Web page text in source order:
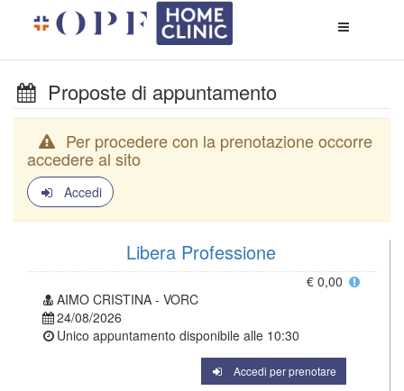
di
Proposte di appuntamento
Per procedere con la prenotazione occorre
accedere al sito
Accedi
Libera Professione
€ 0,00
AIMO CRISTINA - VORC
24/08/2026
Unico appuntamento disponibile alle 10:30
Accedi per prenotare